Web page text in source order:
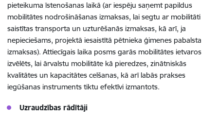
pieteikuma īstenošanas laikā (ar iespēju saņemt papildus
mobilitātes nodrošināšanas izmaksas, lai segtu ar mobilitāti
saistītas transporta un uzturēšanās izmaksas, kā arī, ja
nepieciešams, projektā iesaistītā pētnieka ģimenes pabalsta
izmaksas). Attiecīgais laika posms garās mobilitātes ietvaros
izvēlēts, lai ārvalstu mobilitāte kā pieredzes, zinātniskās
kvalitātes un kapacitātes celšanas, kā arī labās prakses
iegūšanas instruments tiktu efektīvi izmantots.
Uzraudzības rādītāji